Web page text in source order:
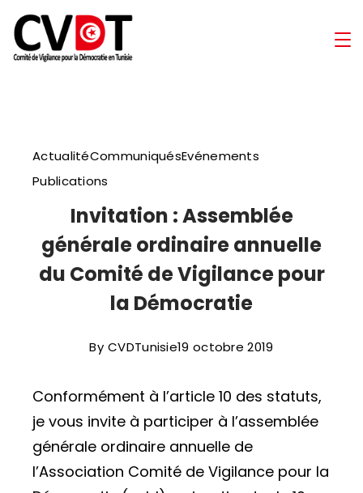
Skip
to
content
pour
la
Démocratie
en
ActualitéCommuniquésEvénements
Publications
Invitation : Assemblée
générale ordinaire annuelle
du Comité de Vigilance pour
la Démocratie
By CVDTunisie19 octobre 2019
Conformément à l’article 10 des statuts,
je vous invite à participer à l’assemblée
générale ordinaire annuelle de
l’Association Comité de Vigilance pour la